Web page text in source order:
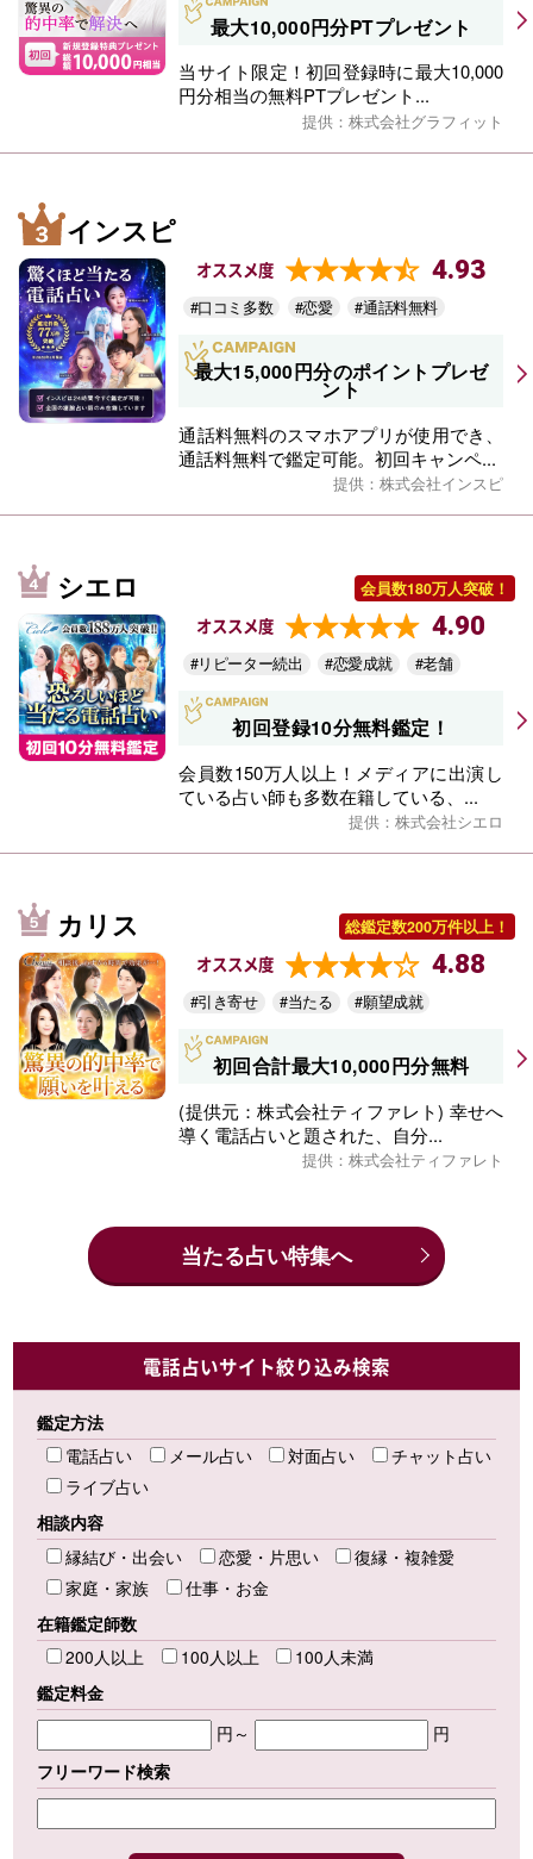
最大10,000円分PTプレゼント
当サイト限定！初回登録時に最大10,000
円分相当の無料PTプレゼント...
提供：株式会社グラフィット
インスピ
オススメ度 4.93
#口コミ多数 #恋愛 #通話料無料
最大15,000円分のポイントプレゼ
ント
通話料無料のスマホアプリが使用でき、
通話料無料で鑑定可能。初回キャンペ...
提供：株式会社インスピ
シエロ 会員数180万人突破！
オススメ度 4.90
#リピーター続出 #恋愛成就 #老舗
初回登録10分無料鑑定！
会員数150万人以上！メディアに出演し
ている占い師も多数在籍している、...
提供：株式会社シエロ
カリス 総鑑定数200万件以上！
オススメ度 4.88
#引き寄せ #当たる #願望成就
初回合計最大10,000円分無料
(提供元：株式会社ティファレト) 幸せへ
導く電話占いと題された、自分...
提供：株式会社ティファレト
当たる占い特集へ
電話占いサイト絞り込み検索
鑑定方法
電話占い
メール占い 対面占い
チャット占い
ライブ占い
相談内容
縁結び・出会い
恋愛・片思い
復縁・複雑愛
家庭・家族
仕事・お金
在籍鑑定師数
200人以上
100人以上
100人未満
鑑定料金
円～
円
フリーワード検索